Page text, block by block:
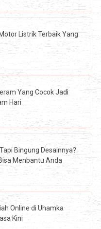
Listrik Terbaik Yang
Yang Cocok Jadi
Hari
Bingung Desainnya?
Menbantu Anda
Online di Uhamka
Kini